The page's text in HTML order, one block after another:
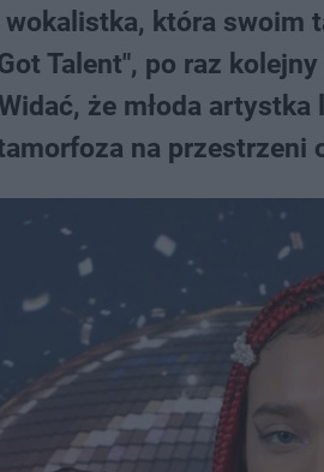
która swoim
Talent", po raz
że młoda
na przestrzeni